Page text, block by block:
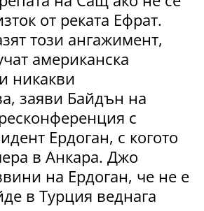
от реката Ефрат.
този ангажимент,
американска
никакви
заяви Байдън на
с
Ердоган, с когото
в Анкара. Джо
на Ердоган, че не е
в Турция веднага